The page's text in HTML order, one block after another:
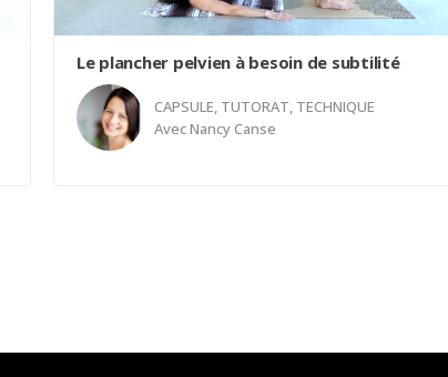
Le plancher pelvien à besoin de subtilité
CAPSULE, TUTORAT, TECHNIQUE
AvecNancy Canse
mouvements accessibles à tous et qui viendront